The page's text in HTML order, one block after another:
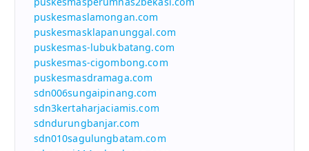
puskesmaslamongan.com
puskesmasklapanunggal.com
puskesmas-lubukbatang.com
puskesmas-cigombong.com
puskesmasdramaga.com
sdn006sungaipinang.com
sdn3kertaharjaciamis.com
sdndurungbanjar.com
sdn010sagulungbatam.com